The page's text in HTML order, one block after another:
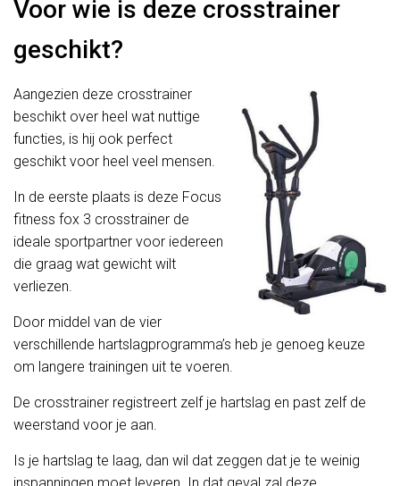
Voor wie is deze crosstrainer
geschikt?
Aangezien deze crosstrainer
beschikt over heel wat nuttige
functies, is hij ook perfect
geschikt voor heel veel mensen.
In de eerste plaats is deze Focus
fitness fox 3 crosstrainer de
ideale sportpartner voor iedereen
die graag wat gewicht wilt
verliezen.
Door middel van de vier
verschillende hartslagprogramma’s heb je genoeg keuze
om langere trainingen uit te voeren.
De crosstrainer registreert zelf je hartslag en past zelf de
weerstand voor je aan.
Is je hartslag te laag, dan wil dat zeggen dat je te weinig